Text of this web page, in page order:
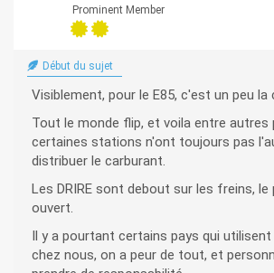
Prominent Member
Début du sujet
Visiblement, pour le E85, c'est un peu la
Tout le monde flip, et voila entre autres
certaines stations n'ont toujours pas
distribuer le carburant.
Les DRIRE sont debout sur les freins, le
ouvert.
Il y a pourtant certains pays qui
chez nous, on a peur de tout, et